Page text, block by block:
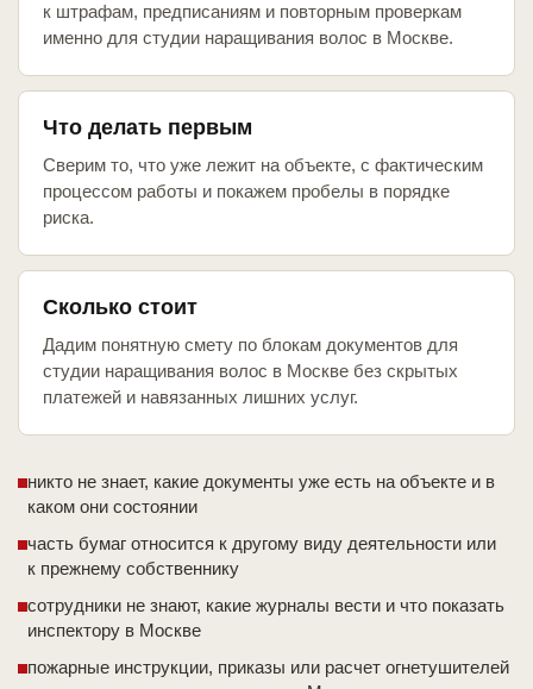
к штрафам, предписаниям и повторным проверкам
именно для студии наращивания волос в Москве.
Что делать первым
Сверим то, что уже лежит на объекте, с фактическим
процессом работы и покажем пробелы в порядке
риска.
Сколько стоит
Дадим понятную смету по блокам документов для
студии наращивания волос в Москве без скрытых
платежей и навязанных лишних услуг.
никто не знает, какие документы уже есть на объекте и в
каком они состоянии
часть бумаг относится к другому виду деятельности или
к прежнему собственнику
сотрудники не знают, какие журналы вести и что показать
инспектору в Москве
пожарные инструкции, приказы или расчет огнетушителей